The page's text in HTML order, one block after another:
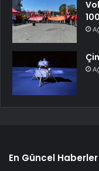
En Güncel Haberler